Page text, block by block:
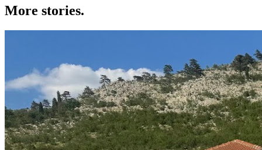
More stories.